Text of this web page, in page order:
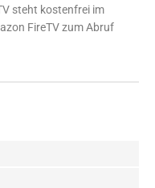
steht kostenfrei im
FireTV zum Abruf